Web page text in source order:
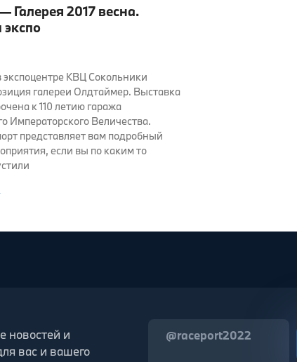
Галерея 2017 весна.
экспоцентре КВЦ Сокольники
галереи Олдтаймер. Выставка
к 110 летию гаража
Императорского Величества.
представляет вам подробный
если вы по каким то
новостей и
вас и вашего
@raceport2022